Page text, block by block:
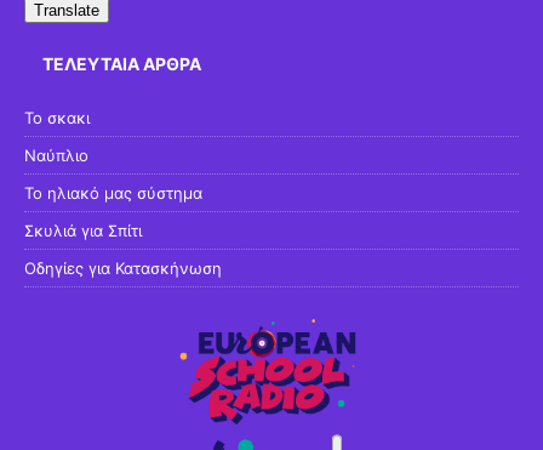
Translate
ΤΕΛΕΥΤΑΊΑ ΆΡΘΡΑ
Το σκακι
Ναύπλιο
Το ηλιακό μας σύστημα
Σκυλιά για Σπίτι
Οδηγίες για Κατασκήνωση